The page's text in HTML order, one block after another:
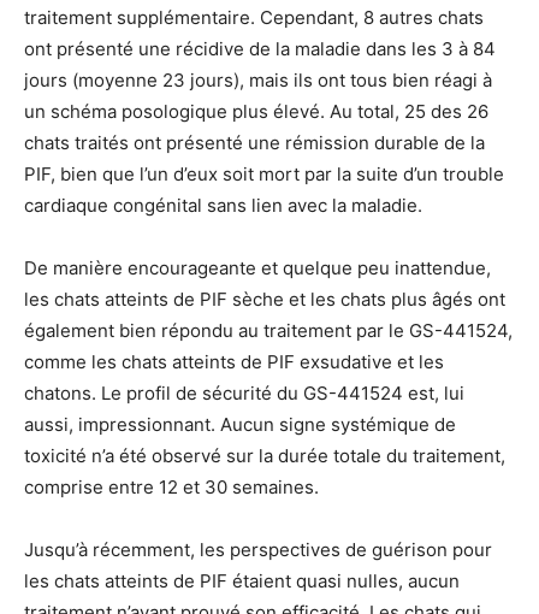
traitement supplémentaire. Cependant, 8 autres chats
ont présenté une récidive de la maladie dans les 3 à 84
jours (moyenne 23 jours), mais ils ont tous bien réagi à
un schéma posologique plus élevé. Au total, 25 des 26
chats traités ont présenté une rémission durable de la
PIF, bien que l’un d’eux soit mort par la suite d’un trouble
cardiaque congénital sans lien avec la maladie.
De manière encourageante et quelque peu inattendue,
les chats atteints de PIF sèche et les chats plus âgés ont
également bien répondu au traitement par le GS-441524,
comme les chats atteints de PIF exsudative et les
chatons. Le profil de sécurité du GS-441524 est, lui
aussi, impressionnant. Aucun signe systémique de
toxicité n’a été observé sur la durée totale du traitement,
comprise entre 12 et 30 semaines.
Jusqu’à récemment, les perspectives de guérison pour
les chats atteints de PIF étaient quasi nulles, aucun